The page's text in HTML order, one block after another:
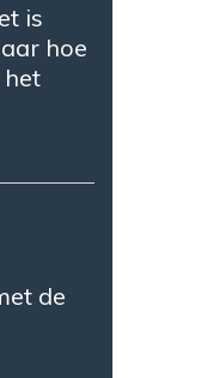
is
hoe
het
de